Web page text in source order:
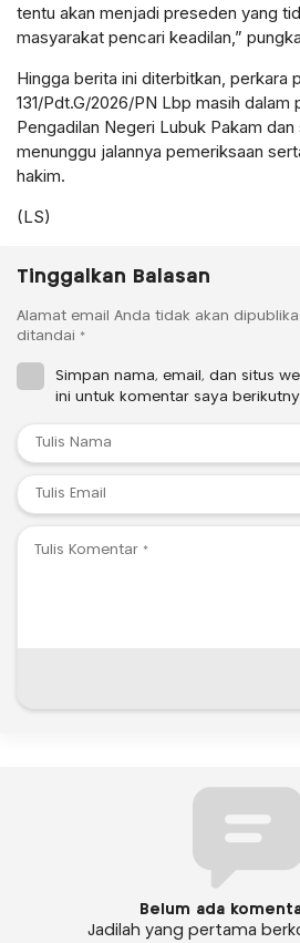
tentu akan menjadi preseden yang
masyarakat pencari keadilan,”
Hingga berita ini diterbitkan, perkara
131/Pdt.G/2026/PN Lbp masih
Pengadilan Negeri Lubuk Pakam dan
menunggu jalannya pemeriksaan
hakim.
(LS)
Tinggalkan Balasan
Alamat email Anda tidak akan
ditandai *
Simpan nama, email, dan situs
ini untuk komentar saya
Belum ada
Jadilah yang pertama